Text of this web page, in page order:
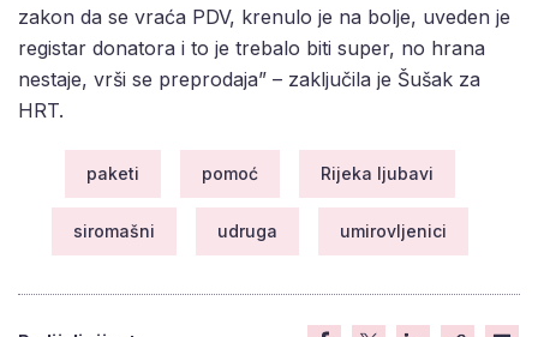
zakon da se vraća PDV, krenulo je na bolje, uveden je
registar donatora i to je trebalo biti super, no hrana
nestaje, vrši se preprodaja” – zaključila je Šušak za
HRT.
paketi pomoć Rijeka ljubavi
siromašni udruga umirovljenici